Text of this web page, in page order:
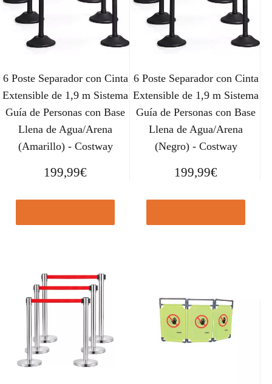
6 Poste Separador con Cinta
Extensible de 1,9 m Sistema
Guía de Personas con Base
Llena de Agua/Arena
(Amarillo) - Costway
199,99€
6 Poste Separador con Cinta
Extensible de 1,9 m Sistema
Guía de Personas con Base
Llena de Agua/Arena
(Negro) - Costway
199,99€